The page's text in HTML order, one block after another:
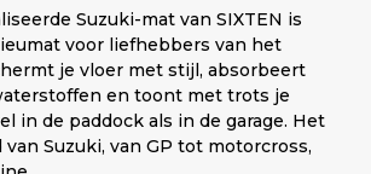
Suzuki-mat van SIXTEN is
voor liefhebbers van het
je vloer met stijl, absorbeert
en toont met trots je
in de paddock als in de garage. Het
Suzuki, van GP tot motorcross,